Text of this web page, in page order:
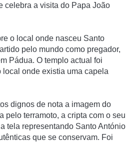
celebra a visita do Papa João
o local onde nasceu Santo
pelo mundo como pregador,
Pádua. O templo actual foi
local onde existia uma capela
dignos de nota a imagem do
pelo terramoto, a cripta com o seu
tela representando Santo António
que se conservam. Foi